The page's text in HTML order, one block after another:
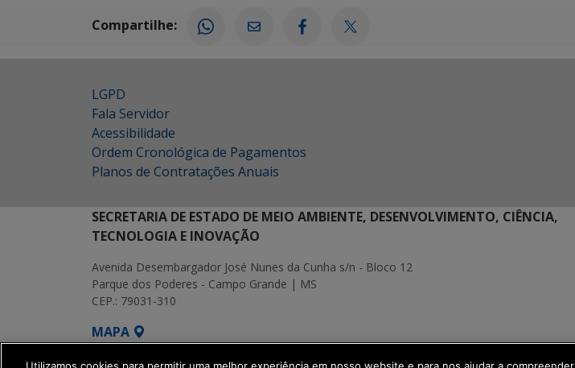
Compartilhe:
LGPD
Fala Servidor
Acessibilidade
Ordem Cronológica de Pagamentos
Planos de Contratações Anuais
SECRETARIA DE ESTADO DE MEIO AMBIENTE, DESENVOLVIMENTO, CIÊNCIA,
TECNOLOGIA E INOVAÇÃO
Avenida Desembargador José Nunes da Cunha s/n - Bloco 12
Parque dos Poderes - Campo Grande | MS
CEP.: 79031-310
MAPA
SETDIG | Secretaria-Executiva de Transformação Digital